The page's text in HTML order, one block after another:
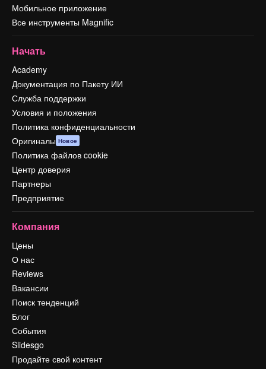
Мобильное приложение
Все инструменты Magnific
Начать
Academy
Документация по Пакету ИИ
Служба поддержки
Условия и положения
Политика конфиденциальности
Оригиналы Новое
Политика файлов cookie
Центр доверия
Партнеры
Предприятие
Компания
Цены
О нас
Reviews
Вакансии
Поиск тенденций
Блог
События
Slidesgo
Продайте свой контент